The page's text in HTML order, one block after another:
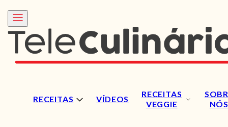
RECEITAS VÍDEOS
RECEITAS
VEGGIE
NÓS